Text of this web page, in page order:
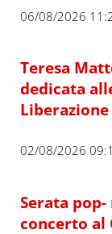
06/08/2026
Teresa
dedicata
Liberazione
02/08/2026
Serata pop-
concerto al